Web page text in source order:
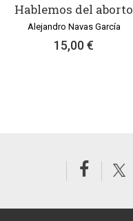
Hablemos del aborto
Alejandro Navas García
15,00 €